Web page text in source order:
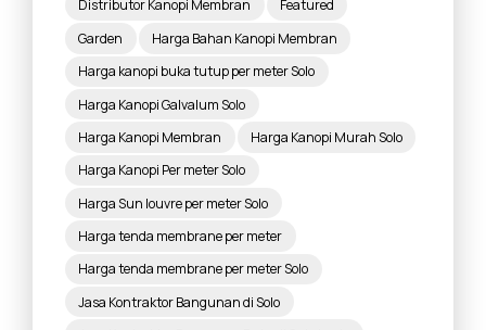
Distributor Kanopi Membran
Featured
Garden
Harga Bahan Kanopi Membran
Harga kanopi buka tutup per meter Solo
Harga Kanopi Galvalum Solo
Harga Kanopi Membran
Harga Kanopi Murah Solo
Harga Kanopi Per meter Solo
Harga Sun louvre per meter Solo
Harga tenda membrane per meter
Harga tenda membrane per meter Solo
Jasa Kontraktor Bangunan di Solo